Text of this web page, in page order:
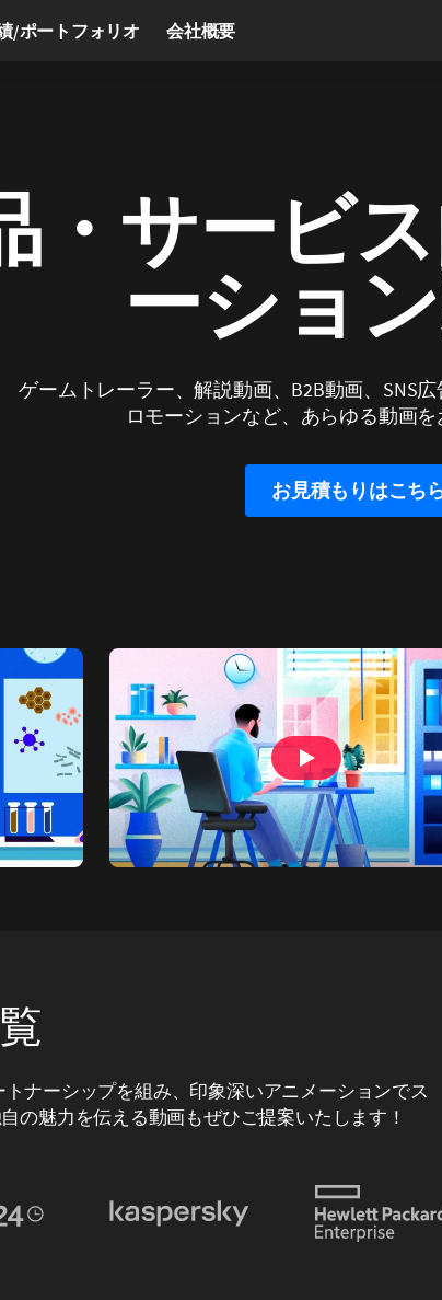
/ポートフォリオ 会社概要
・サービ
ーショ
ゲームトレーラー、解説動画、B2B動画、SNS広
ロモーションなど、あらゆる動画を
お見積もりはこち
クライアント：
トナーシップを組み、印象深いアニメーションでス
の魅力を伝える動画もぜひご提案いたします！